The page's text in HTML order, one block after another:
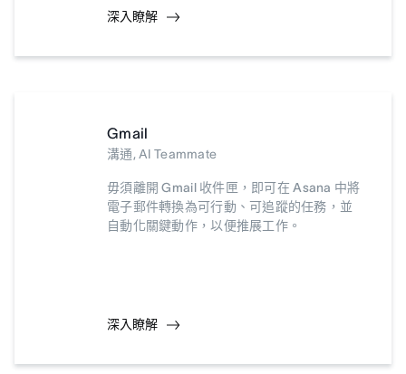
深入瞭解
Gmail
溝通, AI Teammate
毋須離開 Gmail 收件匣，即可在 Asana 中將
電子郵件轉換為可行動、可追蹤的任務，並
自動化關鍵動作，以便推展工作。
深入瞭解